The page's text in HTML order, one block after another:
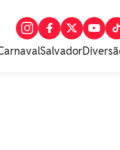
Salvador